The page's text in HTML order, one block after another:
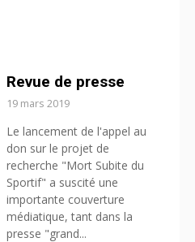
Revue de presse
19 mars 2019
Le lancement de l'appel au
don sur le projet de
recherche "Mort Subite du
Sportif" a suscité une
importante couverture
médiatique, tant dans la
presse "grand...